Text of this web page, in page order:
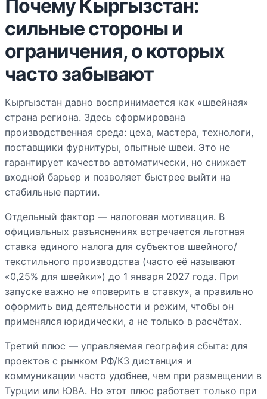
Почему Кыргызстан:
сильные стороны и
ограничения, о которых
часто забывают
Кыргызстан давно воспринимается как «швейная»
страна региона. Здесь сформирована
производственная среда: цеха, мастера, технологи,
поставщики фурнитуры, опытные швеи. Это не
гарантирует качество автоматически, но снижает
входной барьер и позволяет быстрее выйти на
стабильные партии.
Отдельный фактор — налоговая мотивация. В
официальных разъяснениях встречается льготная
ставка единого налога для субъектов швейного/
текстильного производства (часто её называют
«0,25% для швейки») до 1 января 2027 года. При
запуске важно не «поверить в ставку», а правильно
оформить вид деятельности и режим, чтобы он
применялся юридически, а не только в расчётах.
Третий плюс — управляемая география сбыта: для
проектов с рынком РФ/КЗ дистанция и
коммуникации часто удобнее, чем при размещении в
Турции или ЮВА. Но этот плюс работает только при